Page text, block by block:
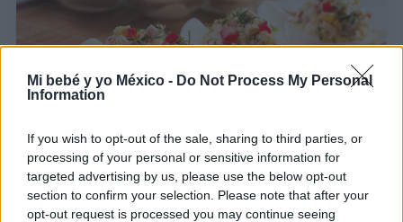
Mi bebé y yo México - Do Not Process My Personal
Information
If you wish to opt-out of the sale, sharing to third parties, or
processing of your personal or sensitive information for
targeted advertising by us, please use the below opt-out
section to confirm your selection. Please note that after your
opt-out request is processed you may continue seeing
Receta de Barquitos de huevo duro y atún
LEER